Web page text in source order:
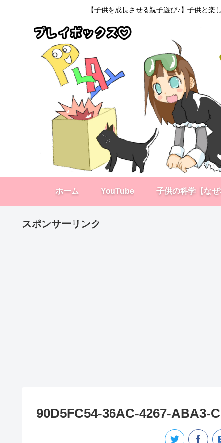
【子供を成長させる親子遊び♪】子供と
ホーム YouTube 子供の科学【な
スポンサーリンク
90D5FC54-36AC-4267-ABA3-